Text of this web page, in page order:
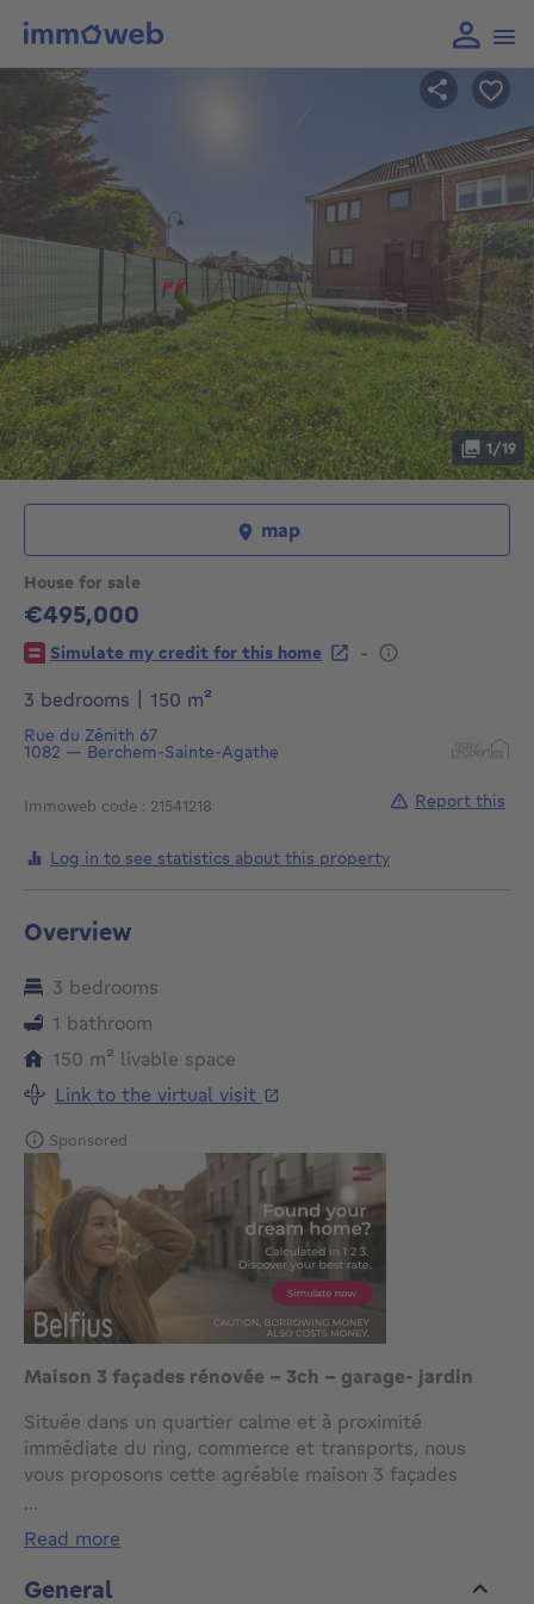
House for sale
€495,000
495000€
Simulate my credit for this home
-
3 bedrooms
150 m²
Rue du Zénith 67
1082 — Berchem-Sainte-Agathe
Immoweb code : 21541218
1/19
map
Log in to see statistics about this property
Report this
Overview
3 bedrooms
1 bathroom
150 m² square meters
livable space
Link to the virtual visit
Sponsored
Maison 3 façades rénovée - 3ch - garage- jardin
Située dans un quartier calme et à proximité
immédiate du ring, commerce et transports, nous
vous proposons cette agréable maison 3 façades
m² qui offre des espaces fonctionnels ainsi qu’un beau
potentiel familial.
Au rez-de-chaussée, vous trouverez un garage, une
...
read more
General